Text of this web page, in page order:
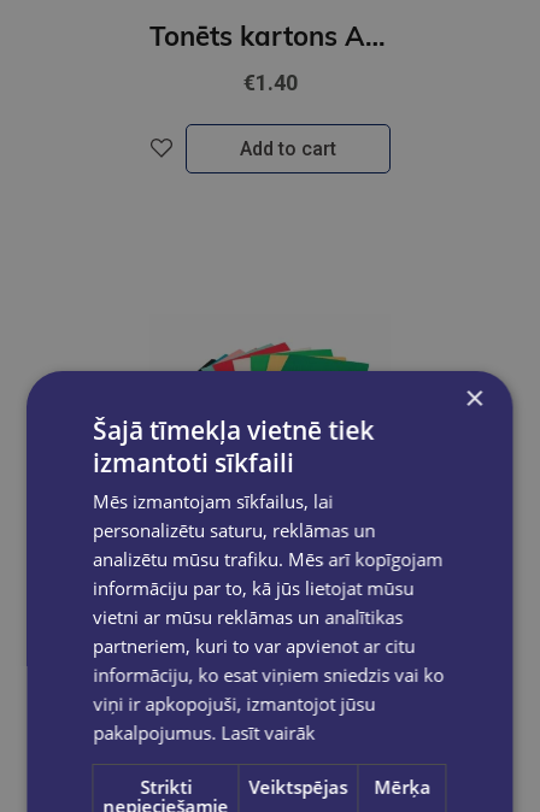
Tonēts kartons A4, 8 krāsas, vienpusējs
€1.40
Add to cart
Gofrēts kartons A4,MIX
€4.40
Add to cart
×
Šajā tīmekļa vietnē tiek
izmantoti sīkfaili
Mēs izmantojam sīkfailus, lai
personalizētu saturu, reklāmas un
analizētu mūsu trafiku. Mēs arī kopīgojam
informāciju par to, kā jūs lietojat mūsu
vietni ar mūsu reklāmas un analītikas
partneriem, kuri to var apvienot ar citu
informāciju, ko esat viņiem sniedzis vai ko
viņi ir apkopojuši, izmantojot jūsu
pakalpojumus. Lasīt vairāk
Strikti
nepieciešamie
Veiktspējas Mērķa